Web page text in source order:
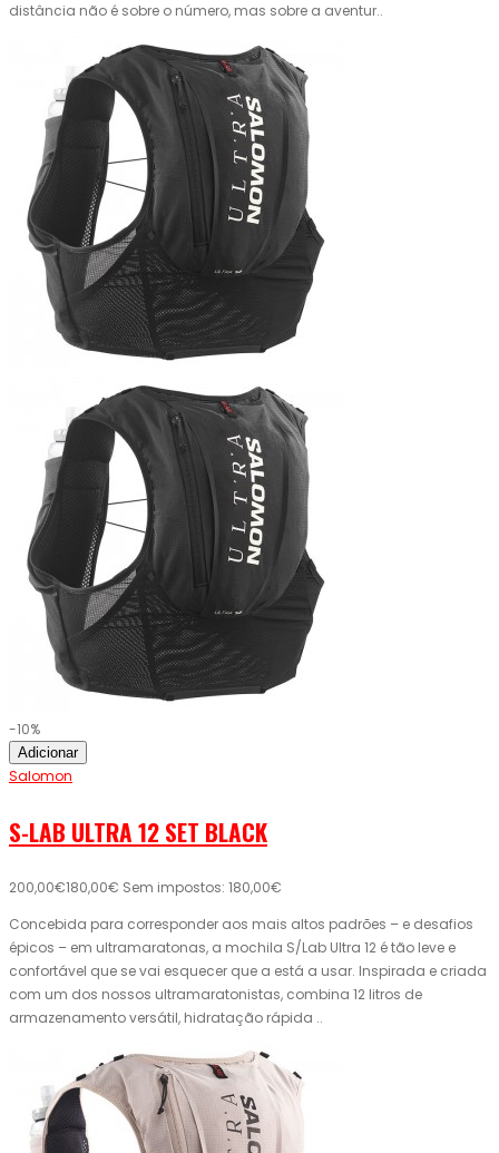
distância não é sobre o número, mas sobre a aventur..
-10%
Adicionar
Salomon
S-LAB ULTRA 12 SET BLACK
200,00€180,00€ Sem impostos: 180,00€
Concebida para corresponder aos mais altos padrões – e desafios
épicos – em ultramaratonas, a mochila S/Lab Ultra 12 é tão leve e
confortável que se vai esquecer que a está a usar. Inspirada e criada
com um dos nossos ultramaratonistas, combina 12 litros de
armazenamento versátil, hidratação rápida ..